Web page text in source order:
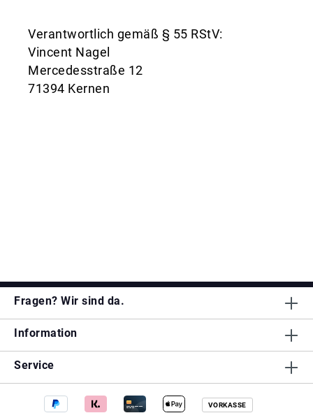
Verantwortlich gemäß § 55 RStV:
Vincent Nagel
Mercedesstraße 12
71394 Kernen
Fragen? Wir sind da.
Information
Service
VORKASSE